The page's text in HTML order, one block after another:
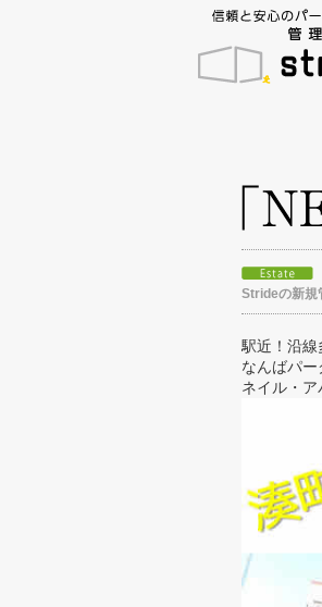
Strideの新規
駅近！沿線
なんばパー
ネイル・ア